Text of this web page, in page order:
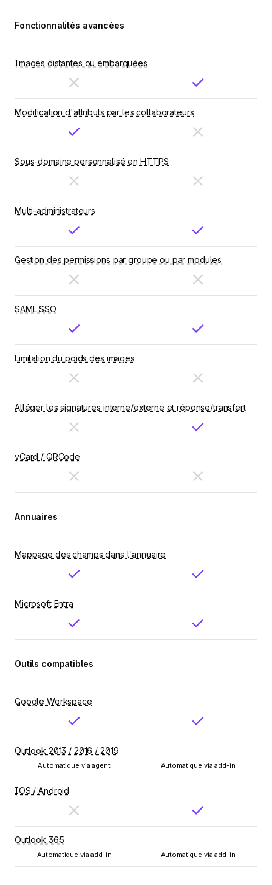
Fonctionnalités avancées
Images distantes ou embarquées
Modification d'attributs par les collaborateurs
Sous-domaine personnalisé en HTTPS
Multi-administrateurs
Gestion des permissions par groupe ou par modules
SAML SSO
Limitation du poids des images
Alléger les signatures interne/externe et réponse/transfert
vCard / QRCode
Annuaires
Mappage des champs dans l'annuaire
Microsoft Entra
Outils compatibles
Google Workspace
Outlook 2013 / 2016 / 2019
Automatique via agent Automatique via add-in
IOS / Android
Outlook 365
Automatique via add-in Automatique via add-in